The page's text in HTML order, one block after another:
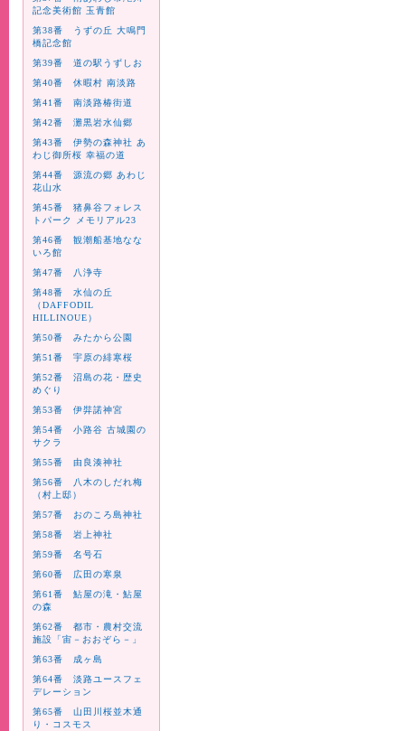
記念美術館 玉青館
第38番 うずの丘 大鳴門
橋記念館
第39番 道の駅うずしお
第40番 休暇村 南淡路
第41番 南淡路椿街道
第42番 灘黒岩水仙郷
第43番 伊勢の森神社 あ
わじ御所桜 幸福の道
第44番 源流の郷 あわじ
花山水
第45番 猪鼻谷フォレス
トパーク メモリアル23
第46番 観潮船基地なな
いろ館
第47番 八浄寺
第48番 水仙の丘
（DAFFODIL
HILLINOUE）
第50番 みたから公園
第51番 宇原の緋寒桜
第52番 沼島の花・歴史
めぐり
第53番 伊弉諾神宮
第54番 小路谷 古城園の
サクラ
第55番 由良湊神社
第56番 八木のしだれ梅
（村上邸）
第57番 おのころ島神社
第58番 岩上神社
第59番 名号石
第60番 広田の寒泉
第61番 鮎屋の滝・鮎屋
の森
第62番 都市・農村交流
施設「宙－おおぞら－」
第63番 成ヶ島
第64番 淡路ユースフェ
デレーション
第65番 山田川桜並木通
り・コスモス